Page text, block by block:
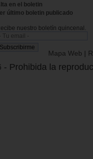
en el boletin
último boletin publicado
nuestro boletín quincenal.
Mapa Web |
- Prohibida la